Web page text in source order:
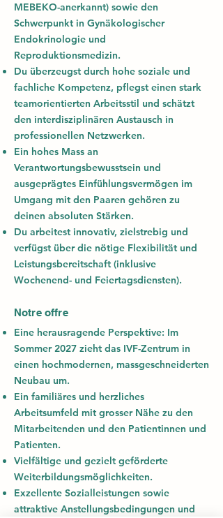
MEBEKO-anerkannt) sowie den
Schwerpunkt in Gynäkologischer
Endokrinologie und
Reproduktionsmedizin.
Du überzeugst durch hohe soziale und
fachliche Kompetenz, pflegst einen stark
teamorientierten Arbeitsstil und schätzt
den interdisziplinären Austausch in
professionellen Netzwerken.
Ein hohes Mass an
Verantwortungsbewusstsein und
ausgeprägtes Einfühlungsvermögen im
Umgang mit den Paaren gehören zu
deinen absoluten Stärken.
Du arbeitest innovativ, zielstrebig und
verfügst über die nötige Flexibilität und
Leistungsbereitschaft (inklusive
Wochenend- und Feiertagsdiensten).
Notre offre
Eine herausragende Perspektive: Im
Sommer 2027 zieht das IVF-Zentrum in
einen hochmodernen, massgeschneiderten
Neubau um.
Ein familiäres und herzliches
Arbeitsumfeld mit grosser Nähe zu den
Mitarbeitenden und den Patientinnen und
Patienten.
Vielfältige und gezielt geförderte
Weiterbildungsmöglichkeiten.
Exzellente Sozialleistungen sowie
attraktive Anstellungsbedingungen und